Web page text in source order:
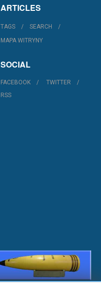
ARTICLES
TAGS
SEARCH
MAPA WITRYNY
SOCIAL
FACEBOOK
TWITTER
RSS